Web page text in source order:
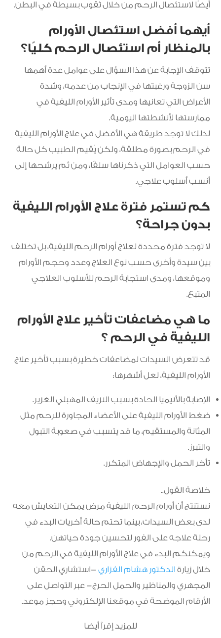
أيضًا لاستئصال الرحم من خلال ثقوب بسيطة في البطن.
أيهما أفضل استئصال الأورام
بالمنظار أم استئصال الرحم كليًا؟
تتوقف الإجابة عن هذا السؤال على عوامل عدة أهمها
سن الزوجة ورغبتها في الإنجاب من عدمه، وشدة
الأعراض التي تعانيها ومدى تأثير الأورام الليفية في
ممارستها لأنشطتها اليومية.
لذلك لا توجد طريقة هي الأفضل في علاج الأورام الليفية
في الرحم بصورة مطلقة، ولكن يُقيم الطبيب كل حالة
حسب العوامل التي ذكرناها سلفًا، ومن ثم يرشحها إلى
أنسب أسلوب علاجي.
كم تستمر فترة علاج الأورام الليفية
بدون جراحة؟
لا توجد فترة محددة لعلاج أورام الرحم الليفية، بل تختلف
بين سيدة وأخرى حسب نوع العلاج وعدد وحجم الأورام
وموقعها، ومدى استجابة الرحم للأسلوب العلاجي
المتبع.
ما هي مضاعفات تأخير علاج الأورام
الليفية في الرحم ؟
قد تتعرض السيدات لمضاعفات خطيرة بسبب تأخير علاج
الأورام الليفية، لعل أشهرها:
الإصابة بالأنيميا الحادة بسبب النزيف المهبلي الغزير.
ضغط الأورام الليفية على الأعضاء المجاورة للرحم مثل
المثانة والمستقيم، ما قد يتسبب في صعوبة التبول
والتبرز.
تأخر الحمل والإجهاض المتكرر.
خلاصة القول..
نستنتج أن أورام الرحم الليفية مرض يمكن التعايش معه
لدى بعض السيدات، بينما تحتم حالة أخريات البدء في
رحلة علاجه على الفور لتحسين جودة حياتهن.
ويمكنكم البدء في علاج الأورام الليفية في الرحم من
خلال زيارة الدكتور هشام الفزاري
-‎استشاري الحقن
المجهري والمناظير والحمل الحرج- عبر التواصل على
الأرقام الموضحة في موقعنا الإلكتروني وحجز موعد.
للمزيد إقرآ أيضا